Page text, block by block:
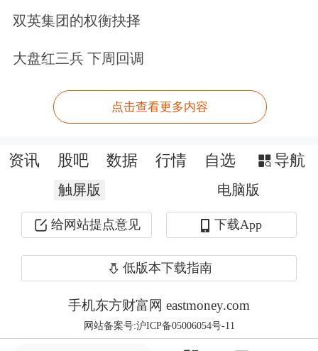
文章来源：东方财富Choice数据
双英集团的权衡抉择
大盘红三兵 下周回调
点击查看更多内容
资讯 股吧 数据 行情 自选 导航
触屏版 电脑版
给网站提点意见 下载App
低版本下载指南
手机东方财富网 eastmoney.com
网站备案号:沪ICP备05006054号-11